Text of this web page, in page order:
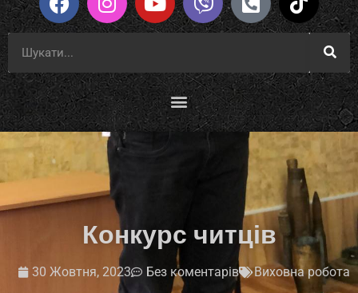
Конкурс читців
30 Жовтня, 2023 Без коментарів Виховна робота